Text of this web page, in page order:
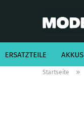
ERSATZTEILE AKKUS
Startseite »